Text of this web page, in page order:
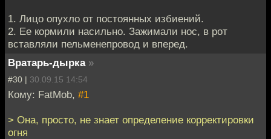
1. Лицо опухло от постоянных избиений.
2. Ее кормили насильно. Зажимали нос, в рот
вставляли пельменепровод и вперед.
Вратарь-дырка »
#30 | 30.09.15 14:54
Кому: FatMob, #1
> Она, просто, не знает определение корректировки
огня